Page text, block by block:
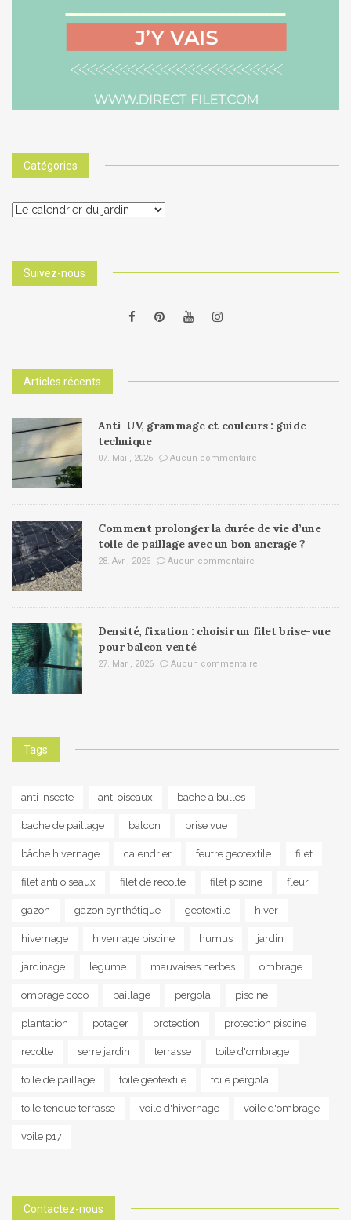
Catégories
Catégories
Suivez-nous
Articles récents
Anti-UV, grammage et couleurs : guide
technique
07. Mai , 2026 Aucun commentaire
Comment prolonger la durée de vie d’une
toile de paillage avec un bon ancrage ?
28. Avr , 2026 Aucun commentaire
Densité, fixation : choisir un filet brise-vue
pour balcon venté
27. Mar , 2026 Aucun commentaire
Tags
anti insecte anti oiseaux bache a bulles
bache de paillage balcon brise vue
bâche hivernage calendrier feutre geotextile filet
filet anti oiseaux filet de recolte filet piscine fleur
gazon gazon synthétique geotextile hiver
hivernage hivernage piscine humus jardin
jardinage legume mauvaises herbes ombrage
ombrage coco paillage pergola piscine
plantation potager protection protection piscine
recolte serre jardin terrasse toile d'ombrage
toile de paillage toile geotextile toile pergola
toile tendue terrasse voile d'hivernage voile d'ombrage
voile p17
Contactez-nous